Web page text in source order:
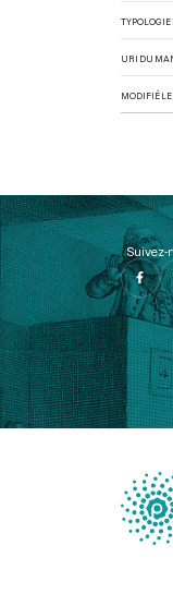
URI DU
MODIFIÉ LE
Suivez-